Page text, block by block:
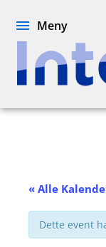
Meny
« Alle
Dette event